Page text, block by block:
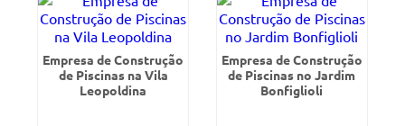
Empresa de Construção
de Piscinas na Vila
Leopoldina
Empresa de Construção
de Piscinas no Jardim
Bonfiglioli